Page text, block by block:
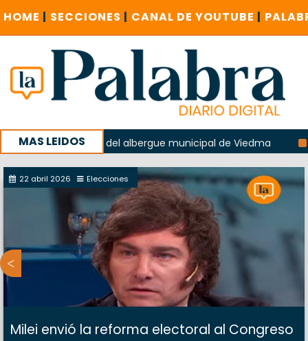
HOME | SECCIONES | CANAL DE YOUTUBE |
MAS LEIDOS
explosión del albergue municipal de Viedma La
con un encuentro provincial en Roca
22 abril 2026 Elecciones
Milei envió la reforma electoral al Congreso